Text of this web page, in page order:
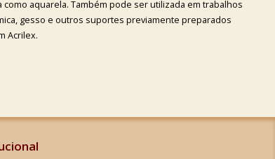
aquarela. Também pode ser utilizada em trabalhos
gesso e outros suportes previamente preparados
Acrilex.